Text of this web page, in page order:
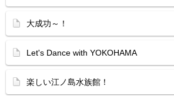
大成功～！
Let's Dance with YOKOHAMA
楽しい江ノ島水族館！